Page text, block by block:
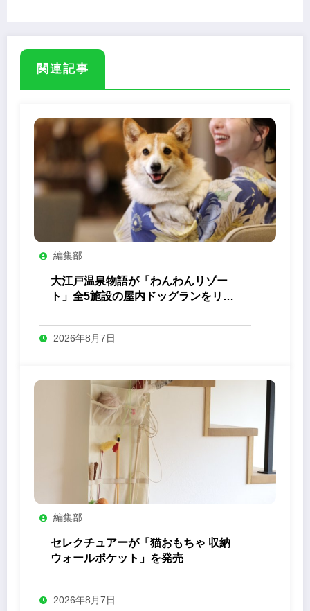
関連記事
編集部
大江戸温泉物語が「わんわんリゾー
ト」全5施設の屋内ドッグランをリニ
2026年8月7日
編集部
セレクチュアーが「猫おもちゃ 収納
ウォールポケット」を発売
2026年8月7日